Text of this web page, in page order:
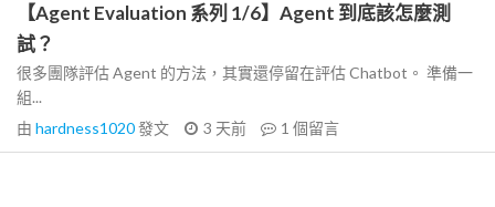
【Agent Evaluation 系列 1/6】Agent 到底該怎麼測
試？
很多團隊評估 Agent 的方法，其實還停留在評估 Chatbot。 準備一
組...
由 hardness1020發文 3 天前 1 個留言